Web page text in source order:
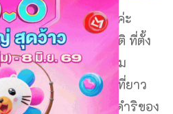
บ ต้องมาเที่ยวที่นี่เลยค่ะ
ที่เที่ยว แนวธรรมชาติ ที่ตั้ง
งบัว อำเภอพัฒนานิคม
แห่งนี้นั้นเป็นเขื่อนดินที่ยาว
งขึ้นตามแนวพระราชดำริของ